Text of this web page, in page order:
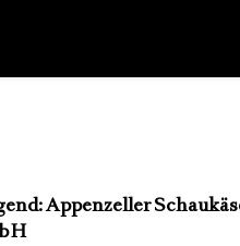
Appenzeller